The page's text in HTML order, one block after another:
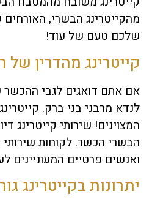
מהקייטרינג הבשרי,
שלכם טעם של עוד!
קייטרינג מהדרין של
אם אתם דואגים לגבי ההכשר
לנדא מרבני בני ברק.
המצוינים! שירותי
הבשרי הכשר. לקוחות שירותי
ואנשים פרטיים המעוניינים
יתרונות בקייטרינג